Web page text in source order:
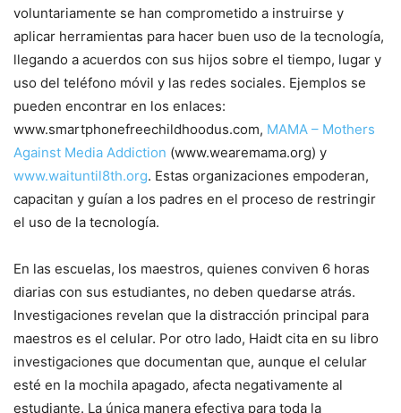
voluntariamente se han comprometido a instruirse y
aplicar herramientas para hacer buen uso de la tecnología,
llegando a acuerdos con sus hijos sobre el tiempo, lugar y
uso del teléfono móvil y las redes sociales. Ejemplos se
pueden encontrar en los enlaces:
www.smartphonefreechildhoodus.com, MAMA – Mothers
Against Media Addiction (www.wearemama.org) y
www.waituntil8th.org. Estas organizaciones empoderan,
capacitan y guían a los padres en el proceso de restringir
el uso de la tecnología.
En las escuelas, los maestros, quienes conviven 6 horas
diarias con sus estudiantes, no deben quedarse atrás.
Investigaciones revelan que la distracción principal para
maestros es el celular. Por otro lado, Haidt cita en su libro
investigaciones que documentan que, aunque el celular
esté en la mochila apagado, afecta negativamente al
estudiante. La única manera efectiva para toda la